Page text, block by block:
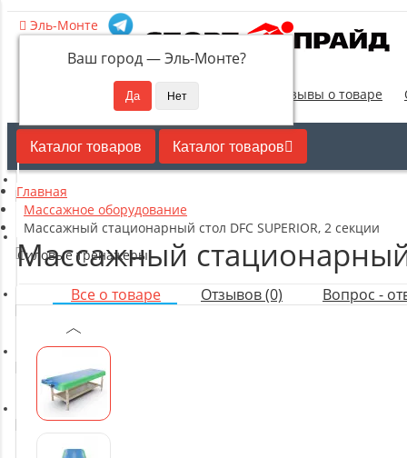
Эль-Монте
Ваш город —Эль-Монте?
Отзывы о товаре
Каталог товаров Каталог товаров
Кардиотренажеры
Силовые тренажеры
Оборудование для настольного тенниса
Батуты
Главная
Массажное оборудование
Массажный стационарный стол DFC SUPERIOR, 2 секции
Массажный стационарный
Все о товаре Отзывов (0) Вопрос -